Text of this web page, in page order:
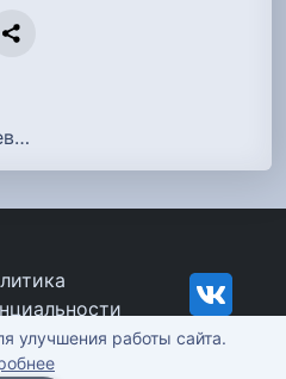
©
2026
улучшения работы сайта.